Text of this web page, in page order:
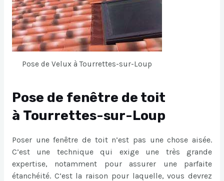
Pose de Velux à Tourrettes-sur-Loup
Pose de fenêtre de toit
à Tourrettes-sur-Loup
Poser une fenêtre de toit n’est pas une chose aisée.
C’est une technique qui exige une très grande
expertise, notamment pour assurer une parfaite
étanchéité. C’est la raison pour laquelle, vous devrez